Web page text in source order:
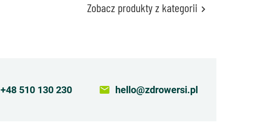
Zobacz produkty z kategorii 
+48 510 130 230 email hello@zdrowersi.pl